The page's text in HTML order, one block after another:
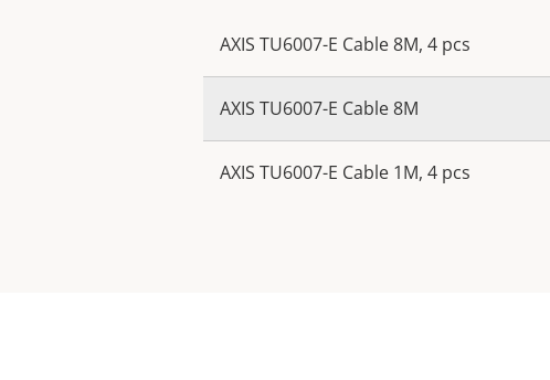
AXIS TU6007-E Cable 8M, 4 pcs
AXIS TU6007-E Cable 8M
AXIS TU6007-E Cable 1M, 4 pcs